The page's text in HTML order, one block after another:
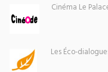
Cinéma Le
Les Éco-